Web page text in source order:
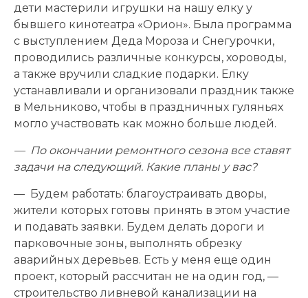
дети мастерили игрушки на нашу елку у
бывшего кинотеатра «Орион». Была программа
с выступлением Деда Мороза и Снегурочки,
проводились различные конкурсы, хороводы,
а также вручили сладкие подарки. Елку
устанавливали и организовали праздник также
в Мельниково, чтобы в праздничных гуляньях
могло участвовать как можно больше людей.
— По окончании ремонтного сезона все ставят
задачи на следующий. Какие планы у вас?
— Будем работать: благоустраивать дворы,
жители которых готовы принять в этом участие
и подавать заявки. Будем делать дороги и
парковочные зоны, выполнять обрезку
аварийных деревьев. Есть у меня еще один
проект, который рассчитан не на один год, —
строительство ливневой канализации на